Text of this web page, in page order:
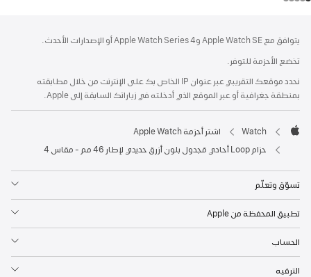
يتوافق مع Apple Watch SE وApple Watch Series 4 أو الإصدارات الأحدث.
تخضع الأحزمة للتوفر.
نحدد موقعك التقريبي عبر عنوان IP الخاص بك على الإنترنت من خلال مطابقته
بمنطقة جغرافية أو عبر الموقع الذي أدخلته في زياراتك السابقة إلى Apple.
Watch
اشتر أحزمة Apple Watch
حزام Loop أحادي مَجدول بلون أزرق حديدي لإطار 46 مم - مقاس 4
تسوّق وتعلّم
تطبيق المحفظة من Apple
الحساب
الترفيه